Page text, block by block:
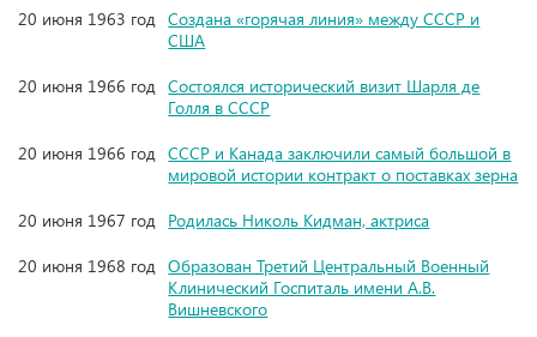
20 июня 1963 год Создана «горячая линия» между СССР и
США
20 июня 1966 год Состоялся исторический визит Шарля де
Голля в СССР
20 июня 1966 год СССР и Канада заключили самый большой в
мировой истории контракт о поставках зерна
20 июня 1967 год Родилась Николь Кидман, актриса
20 июня 1968 год Образован Третий Центральный Военный
Клинический Госпиталь имени А.В.
Вишневского